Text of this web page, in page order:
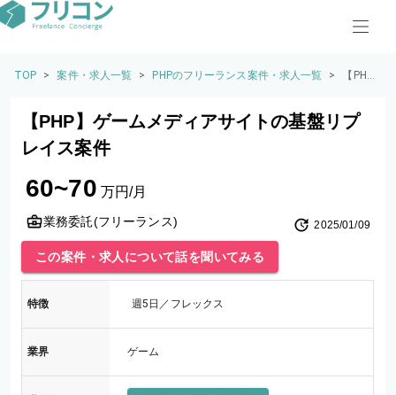
TOP > 案件・求人一覧 > PHPのフリーランス案件・求人一覧 >
【PH
ディア
【PHP】ゲームメディアサイトの基盤リプ
レイス案件
60~70 万円/月
業務委託(フリーランス) 2025/01/09
この案件・求人について話を聞いてみる
特徴 週5日／フレックス
業界 ゲーム